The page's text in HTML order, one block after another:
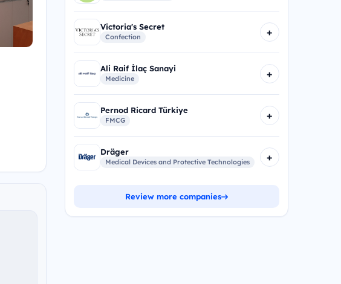
Victoria's Secret
Confection +
Ali Raif İlaç Sanayi
Medicine +
Pernod Ricard Türkiye
FMCG +
Dräger
Medical Devices and Protective Technologies +
Review more companies